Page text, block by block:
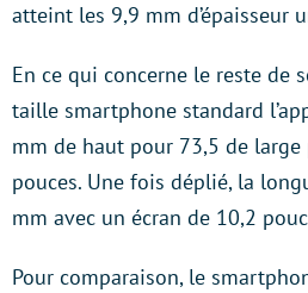
atteint les 9,9 mm d’épaisseur
En ce qui concerne le reste de
taille smartphone standard
mm de haut pour 73,5 de
pouces. Une fois déplié, la
mm avec un écran de 10,2
Pour comparaison, le